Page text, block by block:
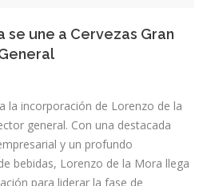
se une a Cervezas Gran
la incorporación de Lorenzo de la
general. Con una destacada
y un profundo
bebidas, Lorenzo de la Mora llega
para liderar la fase de